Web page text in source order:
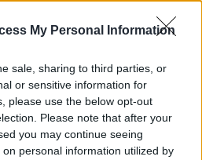
My Personal Information
sale, sharing to third parties, or
or sensitive information for
please use the below opt-out
Please note that after your
you may continue seeing
personal information utilized by